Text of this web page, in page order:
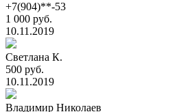
+7(904)**-53
1 000 руб.
10.11.2019
Светлана К.
500 руб.
10.11.2019
Владимир Николаев